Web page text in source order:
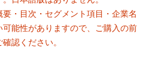
・目次・セグメント項目・企業名
能性がありますので、ご購入の前
認ください。